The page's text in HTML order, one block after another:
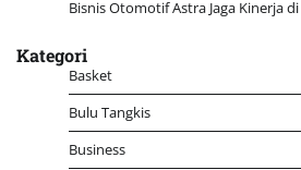
Bisnis Otomotif Astra Jaga Kinerja
Kategori
Basket
Bulu Tangkis
Business